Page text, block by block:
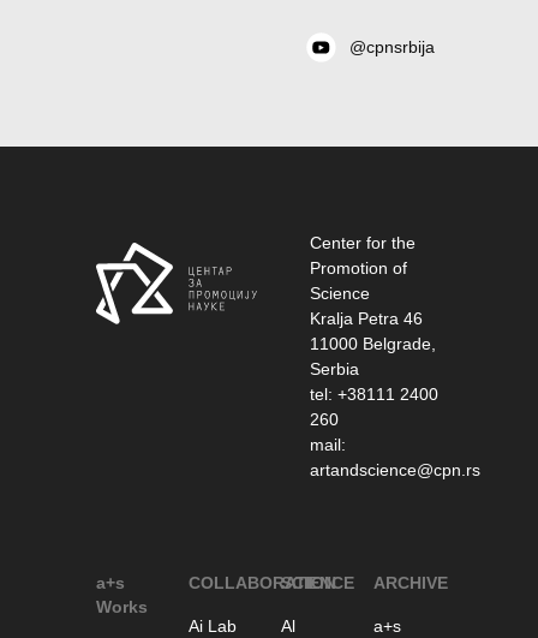
@cpnsrbija
Center for the
Promotion of
Science
Kralja Petra 46
11000 Belgrade,
Serbia
tel: +38111 2400
260
mail:
artandscience@cpn.rs
a+s
Works
COLLABORATION
Ai Lab
SCIENCE
Al
ARCHIVE
a+s